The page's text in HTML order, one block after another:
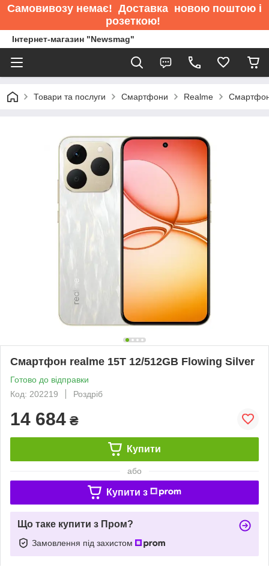
Самовивозу немає! Доставка новою поштою і
розеткою!
Інтернет-магазин "Newsmag"
Товари та послуги Смартфони Realme
Смартфон realme 15T 12/512GB Flowing Silver
Готово до відправки
Код: 202219
Роздріб
14 684 ₴
Купити
або
Купити з
Що таке купити з Пром?
Замовлення під захистом